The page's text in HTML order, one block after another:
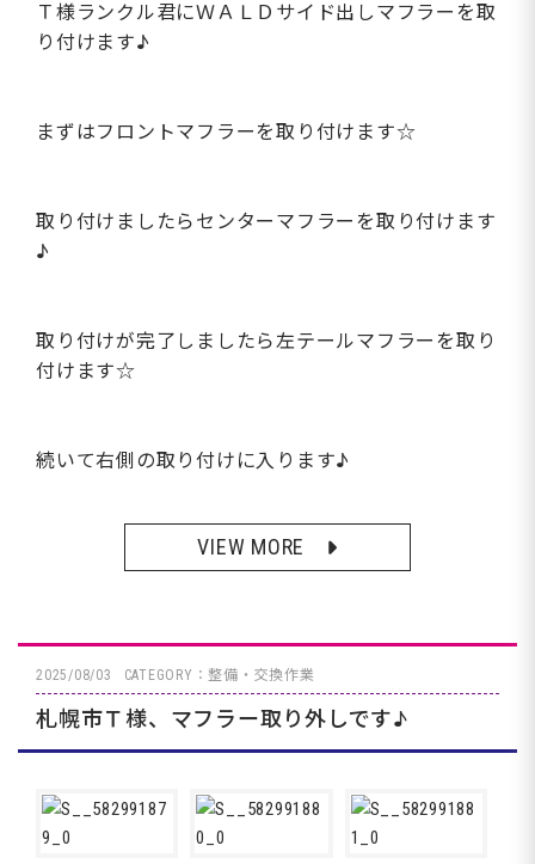
Ｔ様ランクル君にＷＡＬＤサイド出しマフラーを取
り付けます♪
まずはフロントマフラーを取り付けます☆
取り付けましたらセンターマフラーを取り付けます
♪
取り付けが完了しましたら左テールマフラーを取り
付けます☆
続いて右側の取り付けに入ります♪
VIEW MORE
2025/08/03 CATEGORY：整備・交換作業
札幌市Ｔ様、マフラー取り外しです♪